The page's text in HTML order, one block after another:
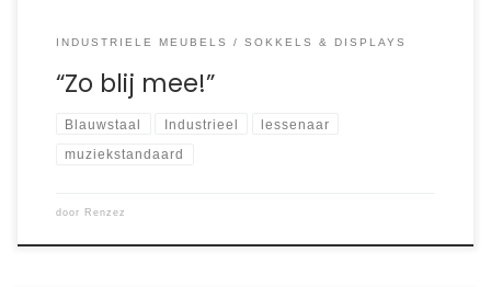
INDUSTRIELE MEUBELS SOKKELS & DISPLAYS
“Zo blij mee!”
Blauwstaal Industrieel lessenaar
muziekstandaard
door Renzez